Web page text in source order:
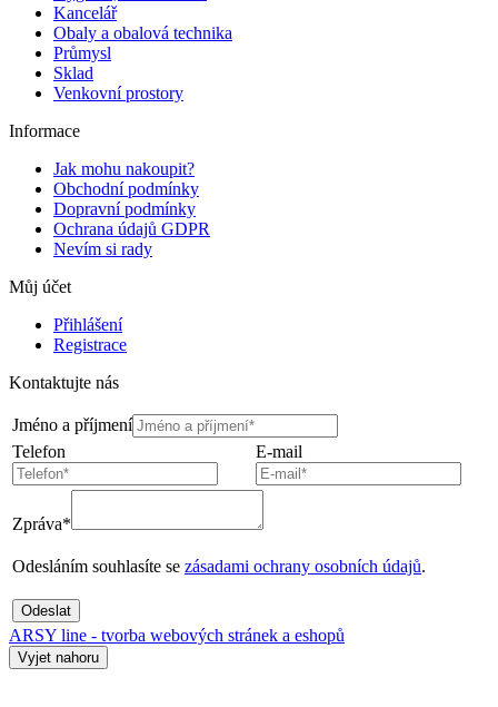
Kancelář
Obaly a obalová technika
Průmysl
Sklad
Venkovní prostory
Informace
Jak mohu nakoupit?
Obchodní podmínky
Dopravní podmínky
Ochrana údajů GDPR
Nevím si rady
Můj účet
Přihlášení
Registrace
Kontaktujte nás
Jméno a příjmení
Telefon
E-mail
Zpráva*
Odesláním souhlasíte se zásadami ochrany osobních údajů.
Odeslat
ARSY line - tvorba webových stránek a eshopů
Vyjet nahoru